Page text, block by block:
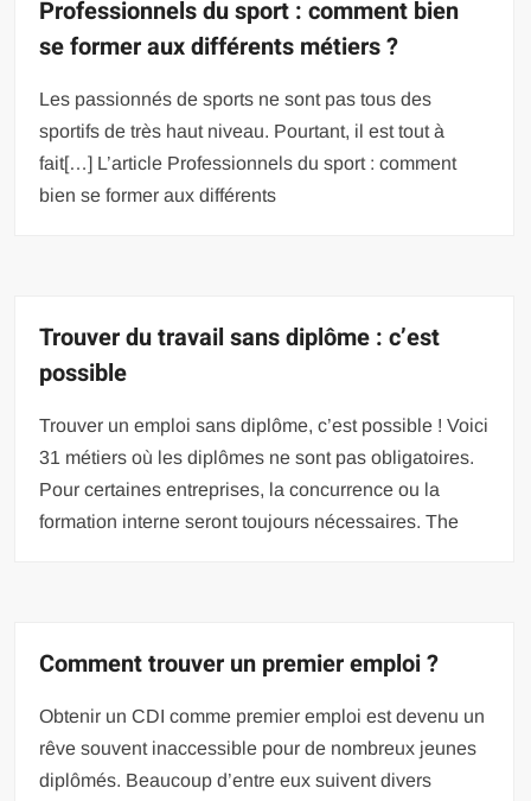
Professionnels du sport : comment bien
se former aux différents métiers ?
Les passionnés de sports ne sont pas tous des
sportifs de très haut niveau. Pourtant, il est tout à
fait[…] L’article Professionnels du sport : comment
bien se former aux différents
Trouver du travail sans diplôme : c’est
possible
Trouver un emploi sans diplôme, c’est possible ! Voici
31 métiers où les diplômes ne sont pas obligatoires.
Pour certaines entreprises, la concurrence ou la
formation interne seront toujours nécessaires. The
Comment trouver un premier emploi ?
Obtenir un CDI comme premier emploi est devenu un
rêve souvent inaccessible pour de nombreux jeunes
diplômés. Beaucoup d’entre eux suivent divers